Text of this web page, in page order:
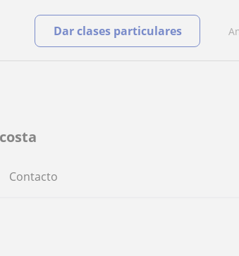
Dar clases particulares
Contacto